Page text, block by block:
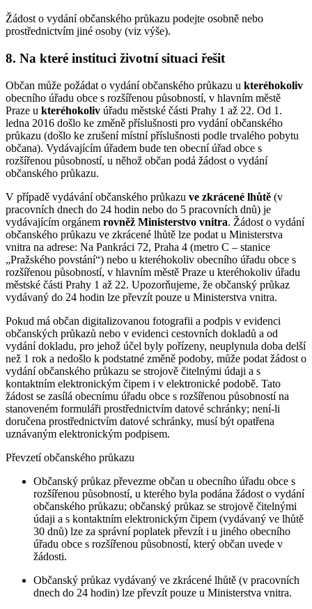
Žádost o vydání občanského průkazu podejte osobně nebo
prostřednictvím jiné osoby (viz výše).
8. Na které instituci životní situaci řešit
Občan může požádat o vydání občanského průkazu u kteréhokoliv
obecního úřadu obce s rozšířenou působností, v hlavním městě
Praze u kteréhokoliv úřadu městské části Prahy 1 až 22. Od 1.
ledna 2016 došlo ke změně příslušnosti pro vydání občanského
průkazu (došlo ke zrušení místní příslušnosti podle trvalého pobytu
občana). Vydávajícím úřadem bude ten obecní úřad obce s
rozšířenou působností, u něhož občan podá žádost o vydání
občanského průkazu.
V případě vydávání občanského průkazu ve zkrácené lhůtě (v
pracovních dnech do 24 hodin nebo do 5 pracovních dnů) je
vydávajícím orgánem rovněž Ministerstvo vnitra. Žádost o vydání
občanského průkazu ve zkrácené lhůtě lze podat u Ministerstva
vnitra na adrese: Na Pankráci 72, Praha 4 (metro C – stanice
„Pražského povstání“) nebo u kteréhokoliv obecního úřadu obce s
rozšířenou působností, v hlavním městě Praze u kteréhokoliv úřadu
městské části Prahy 1 až 22. Upozorňujeme, že občanský průkaz
vydávaný do 24 hodin lze převzít pouze u Ministerstva vnitra.
Pokud má občan digitalizovanou fotografii a podpis v evidenci
občanských průkazů nebo v evidenci cestovních dokladů a od
vydání dokladu, pro jehož účel byly pořízeny, neuplynula doba delší
než 1 rok a nedošlo k podstatné změně podoby, může podat žádost o
vydání občanského průkazu se strojově čitelnými údaji a s
kontaktním elektronickým čipem i v elektronické podobě. Tato
žádost se zasílá obecnímu úřadu obce s rozšířenou působností na
stanoveném formuláři prostřednictvím datové schránky; není-li
doručena prostřednictvím datové schránky, musí být opatřena
uznávaným elektronickým podpisem.
Převzetí občanského průkazu
Občanský průkaz převezme občan u obecního úřadu obce s
rozšířenou působností, u kterého byla podána žádost o vydání
občanského průkazu; občanský průkaz se strojově čitelnými
údaji a s kontaktním elektronickým čipem (vydávaný ve lhůtě
30 dnů) lze za správní poplatek převzít i u jiného obecního
úřadu obce s rozšířenou působností, který občan uvede v
žádosti.
Občanský průkaz vydávaný ve zkrácené lhůtě (v pracovních
dnech do 24 hodin) lze převzít pouze u Ministerstva vnitra.